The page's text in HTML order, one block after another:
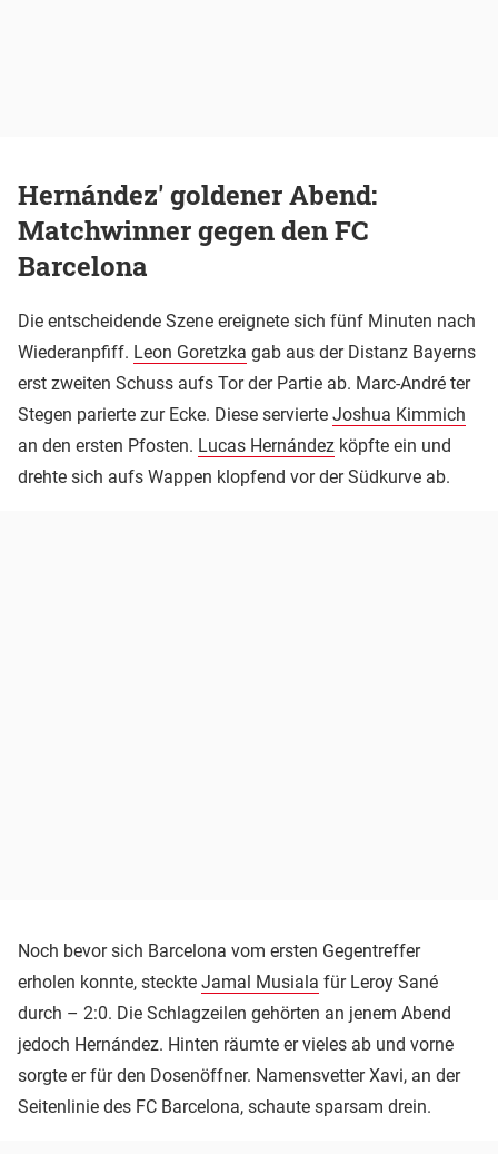
Hernández' goldener Abend:
Matchwinner gegen den FC
Barcelona
Die entscheidende Szene ereignete sich fünf Minuten nach
Wiederanpfiff. Leon Goretzka gab aus der Distanz Bayerns
erst zweiten Schuss aufs Tor der Partie ab. Marc-André ter
Stegen parierte zur Ecke. Diese servierte Joshua Kimmich
an den ersten Pfosten. Lucas Hernández köpfte ein und
drehte sich aufs Wappen klopfend vor der Südkurve ab.
Noch bevor sich Barcelona vom ersten Gegentreffer
erholen konnte, steckte Jamal Musiala für Leroy Sané
durch – 2:0. Die Schlagzeilen gehörten an jenem Abend
jedoch Hernández. Hinten räumte er vieles ab und vorne
sorgte er für den Dosenöffner. Namensvetter Xavi, an der
Seitenlinie des FC Barcelona, schaute sparsam drein.